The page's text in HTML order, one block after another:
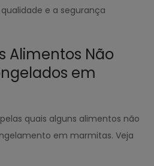
e a segurança
Alimentos Não
em
quais alguns alimentos não
em marmitas. Veja